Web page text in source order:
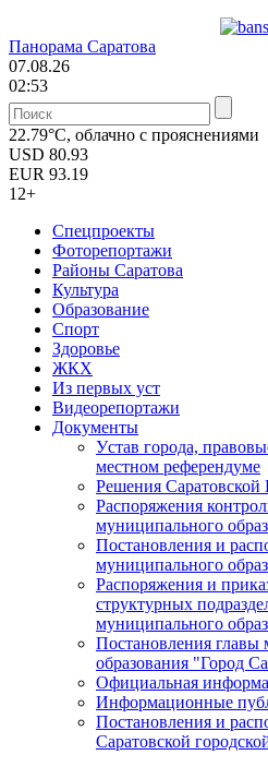
Панорама Саратова
07.08.26
02:53
22.79°C, облачно с прояснениями
USD 80.93
EUR 93.19
12+
Спецпроекты
Фоторепортажи
Районы Саратова
Культура
Образование
Спорт
Здоровье
ЖКХ
Из пеpвых уст
Видеорепортажи
Документы
Уcтав города,
местном референдуме
Решения
Распоряжения
муниципального
Постановления и
муниципального
Распоряжения и
структурных
муниципального
Постановления главы
образования "Город
Официальная
Информационные
Постановления и
Саратовской